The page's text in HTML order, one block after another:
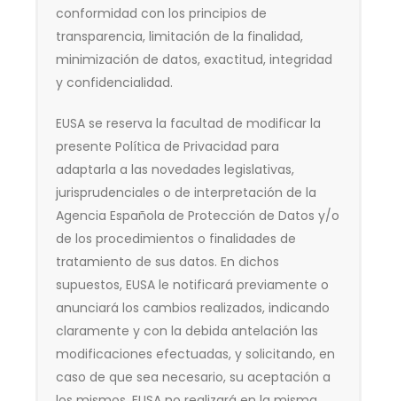
conformidad con los principios de
transparencia, limitación de la finalidad,
minimización de datos, exactitud, integridad
y confidencialidad.
EUSA se reserva la facultad de modificar la
presente Política de Privacidad para
adaptarla a las novedades legislativas,
jurisprudenciales o de interpretación de la
Agencia Española de Protección de Datos y/o
de los procedimientos o finalidades de
tratamiento de sus datos. En dichos
supuestos, EUSA le notificará previamente o
anunciará los cambios realizados, indicando
claramente y con la debida antelación las
modificaciones efectuadas, y solicitando, en
caso de que sea necesario, su aceptación a